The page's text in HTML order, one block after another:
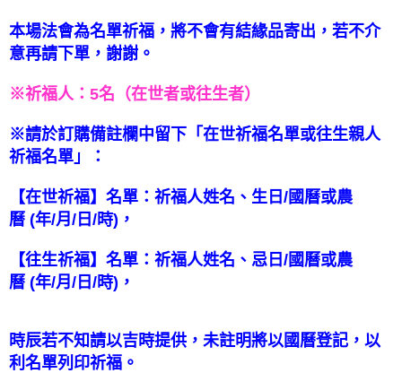
本場法會為名單祈福，將不會有結緣品寄出，若不介
意再請下單，謝謝。
※祈福人：5名（在世者或往生者）
※請於訂購備註欄中留下「在世祈福名單或往生親人
祈福名單」：
【在世祈福】 名單：祈福人姓名、生日 /國曆或農
曆 (年/月 / 日 /時) ，
【往生祈福】 名單：祈福人姓名、忌日 /國曆或農
曆 (年/月 / 日 /時) ，
時辰若不知請以吉時提供，未註明將以國曆登記，以
利名單列印祈福。